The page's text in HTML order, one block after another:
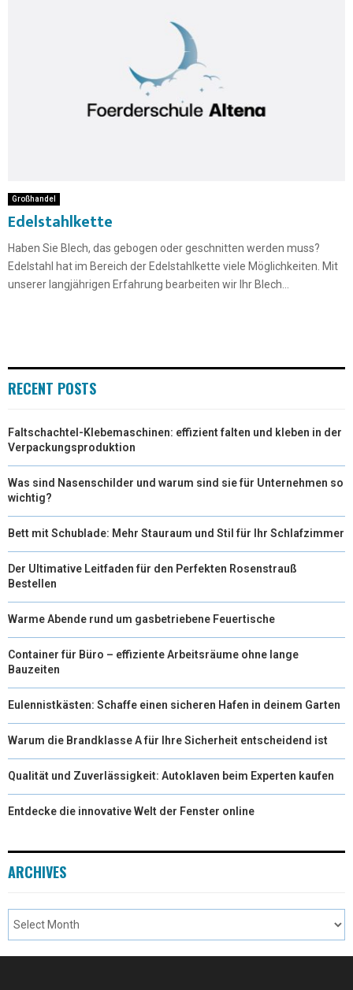
Großhandel
Edelstahlkette
Haben Sie Blech, das gebogen oder geschnitten werden muss?
Edelstahl hat im Bereich der Edelstahlkette viele Möglichkeiten. Mit
unserer langjährigen Erfahrung bearbeiten wir Ihr Blech...
RECENT POSTS
Faltschachtel-Klebemaschinen: effizient falten und kleben in der
Verpackungsproduktion
Was sind Nasenschilder und warum sind sie für Unternehmen so
wichtig?
Bett mit Schublade: Mehr Stauraum und Stil für Ihr Schlafzimmer
Der Ultimative Leitfaden für den Perfekten Rosenstrauß
Bestellen
Warme Abende rund um gasbetriebene Feuertische
Container für Büro – effiziente Arbeitsräume ohne lange
Bauzeiten
Eulennistkästen: Schaffe einen sicheren Hafen in deinem Garten
Warum die Brandklasse A für Ihre Sicherheit entscheidend ist
Qualität und Zuverlässigkeit: Autoklaven beim Experten kaufen
Entdecke die innovative Welt der Fenster online
ARCHIVES